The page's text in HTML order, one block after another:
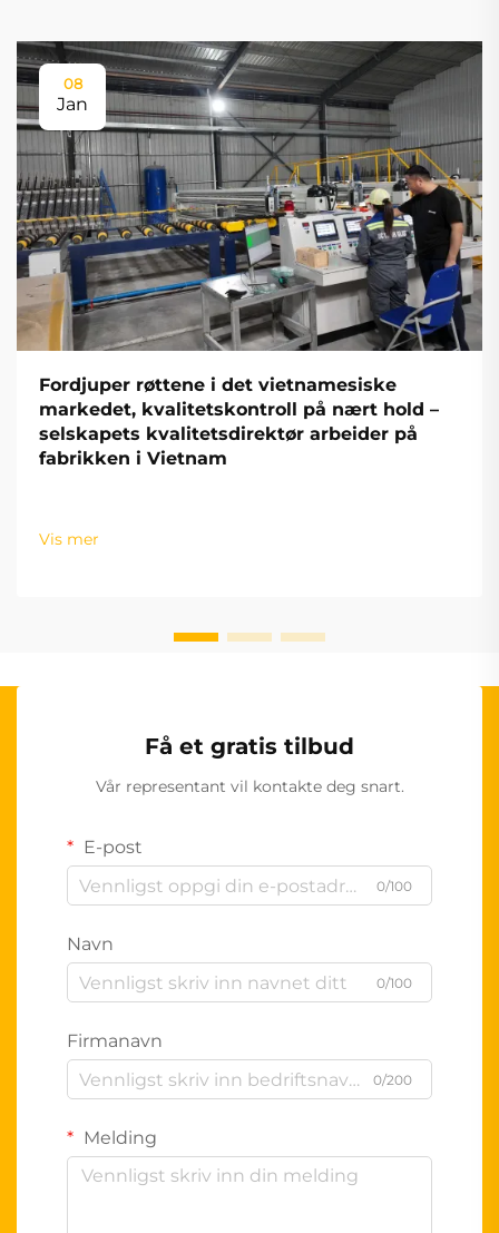
08
Jan
Fordjuper røttene i det vietnamesiske
markedet, kvalitetskontroll på nært hold –
selskapets kvalitetsdirektør arbeider på
fabrikken i Vietnam
Vis mer
Få et gratis tilbud
Vår representant vil kontakte deg snart.
E-post
0/100
Navn
0/100
Firmanavn
0/200
Melding